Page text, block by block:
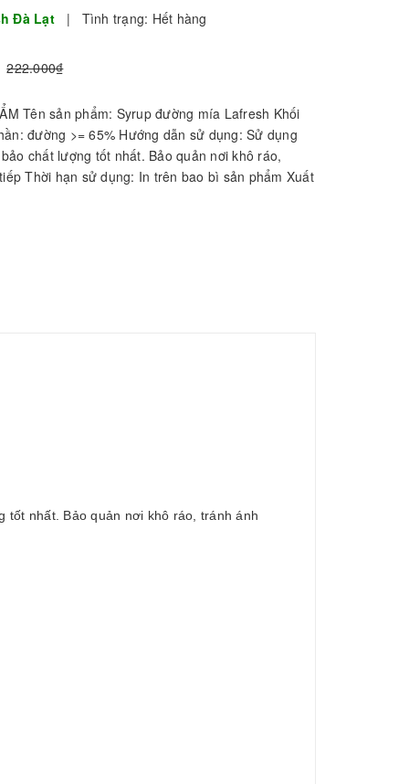
Đà Lạt | Tình trạng: Hết hàng
222.000₫
Tên sản phẩm: Syrup đường mía Lafresh Khối
đường >= 65% Hướng dẫn sử dụng: Sử dụng
chất lượng tốt nhất. Bảo quản nơi khô ráo,
Thời hạn sử dụng: In trên bao bì sản phẩm Xuất
tốt nhất. Bảo quản nơi khô ráo, tránh ánh